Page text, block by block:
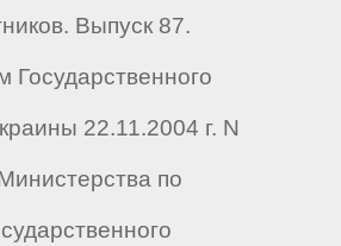
Выпуск 87.
22.11.2004 г. N
по